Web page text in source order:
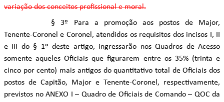
variação dos conceitos profissional e moral.
§ 3º Para a promoção aos postos de Major,
Tenente-Coronel e Coronel, atendidos os requisitos dos incisos I, II
e III do § 1º deste artigo, ingressarão nos Quadros de Acesso
somente aqueles Oficiais que figurarem entre os 35% (trinta e
cinco por cento) mais antigos do quantitativo total de Oficiais dos
postos de Capitão, Major e Tenente-Coronel, respectivamente,
previstos no ANEXO I – Quadro de Oficiais de Comando – QOC da